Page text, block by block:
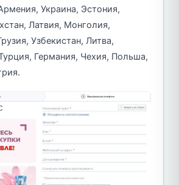
Украина, Эстония,
Латвия, Монголия,
Узбекистан, Литва,
Германия, Чехия, Польша,